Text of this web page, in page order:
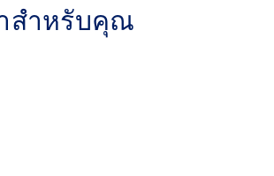
on and take off.
สำหรับคุณ